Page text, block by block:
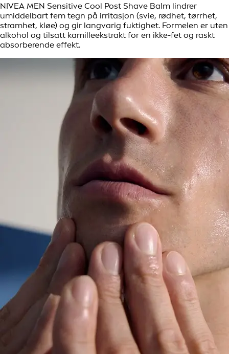
NIVEA MEN Sensitive Cool Post Shave Balm lindrer
umiddelbart fem tegn på irritasjon (svie, rødhet, tørrhet,
stramhet, kløe) og gir langvarig fuktighet. Formelen er uten
alkohol og tilsatt kamilleekstrakt for en ikke-fet og raskt
absorberende effekt.